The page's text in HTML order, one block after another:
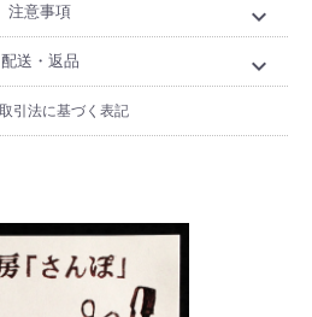
注意事項 expand_more
配送・返品 expand_more
引法に基づく表記